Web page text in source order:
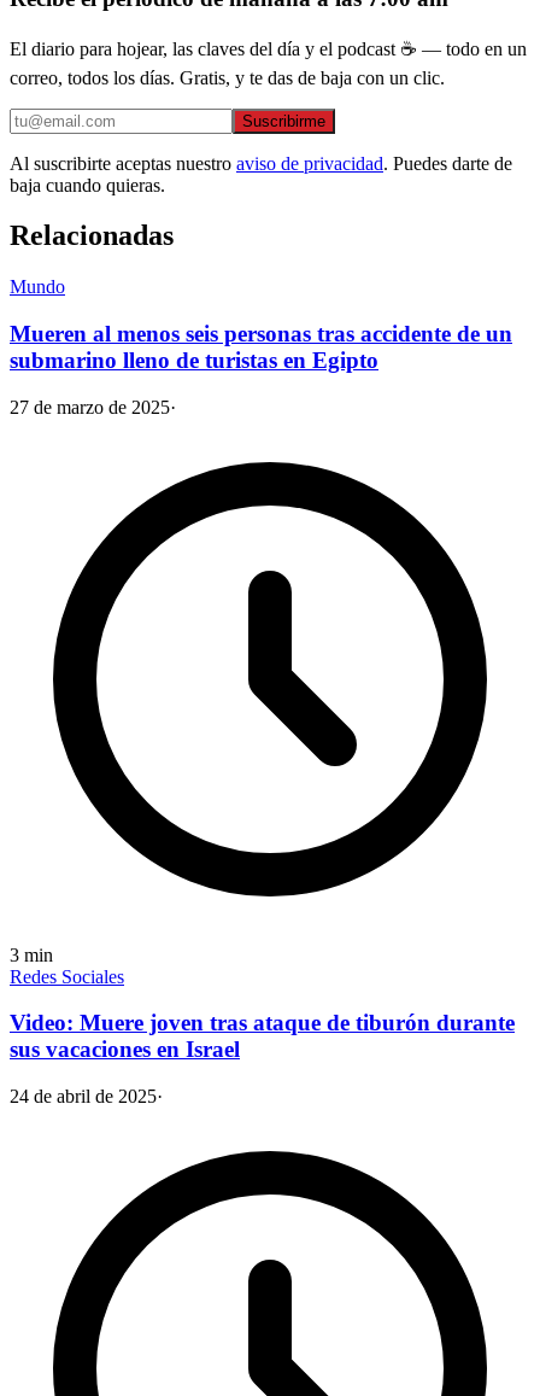
El diario para hojear, las claves del día y el podcast ☕ — todo en un
correo, todos los días. Gratis, y te das de baja con un clic.
Suscribirme
Al suscribirte aceptas nuestro aviso de privacidad. Puedes darte de
baja cuando quieras.
Relacionadas
Mundo
Mueren al menos seis personas tras accidente de un
submarino lleno de turistas en Egipto
27 de marzo de 2025·
3 min
Redes Sociales
Video: Muere joven tras ataque de tiburón durante
sus vacaciones en Israel
24 de abril de 2025·